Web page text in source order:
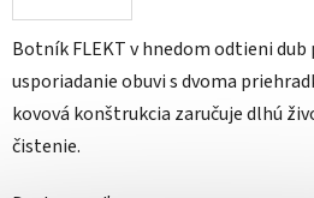
Botník FLEKT v hnedom odtieni
usporiadanie obuvi s dvoma
kovová konštrukcia zaručuje dlhú
čistenie.